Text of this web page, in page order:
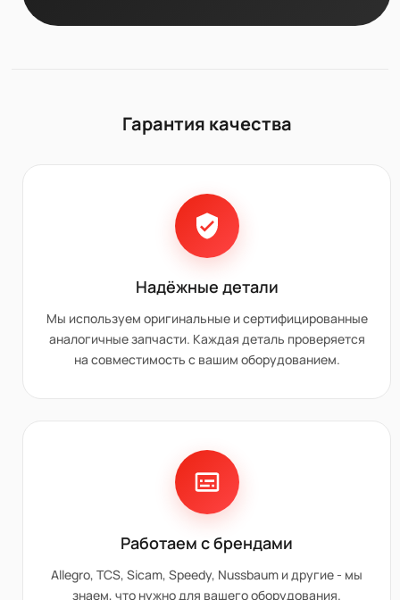
Гарантия качества
Надёжные детали
Мы используем оригинальные и сертифицированные
аналогичные запчасти. Каждая деталь проверяется
на совместимость с вашим оборудованием.
Работаем с брендами
Allegro, TCS, Sicam, Speedy, Nussbaum и другие - мы
знаем, что нужно для вашего оборудования.